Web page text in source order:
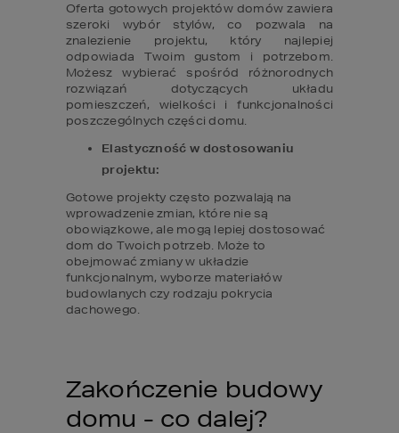
Oferta gotowych projektów domów zawiera
szeroki wybór stylów, co pozwala na
znalezienie projektu, który najlepiej
odpowiada Twoim gustom i potrzebom.
Możesz wybierać spośród różnorodnych
rozwiązań dotyczących układu
pomieszczeń, wielkości i funkcjonalności
poszczególnych części domu.
Elastyczność w dostosowaniu
projektu:
Gotowe projekty często pozwalają na
wprowadzenie zmian, które nie są
obowiązkowe, ale mogą lepiej dostosować
dom do Twoich potrzeb. Może to
obejmować zmiany w układzie
funkcjonalnym, wyborze materiałów
budowlanych czy rodzaju pokrycia
dachowego.
Zakończenie budowy
domu - co dalej?